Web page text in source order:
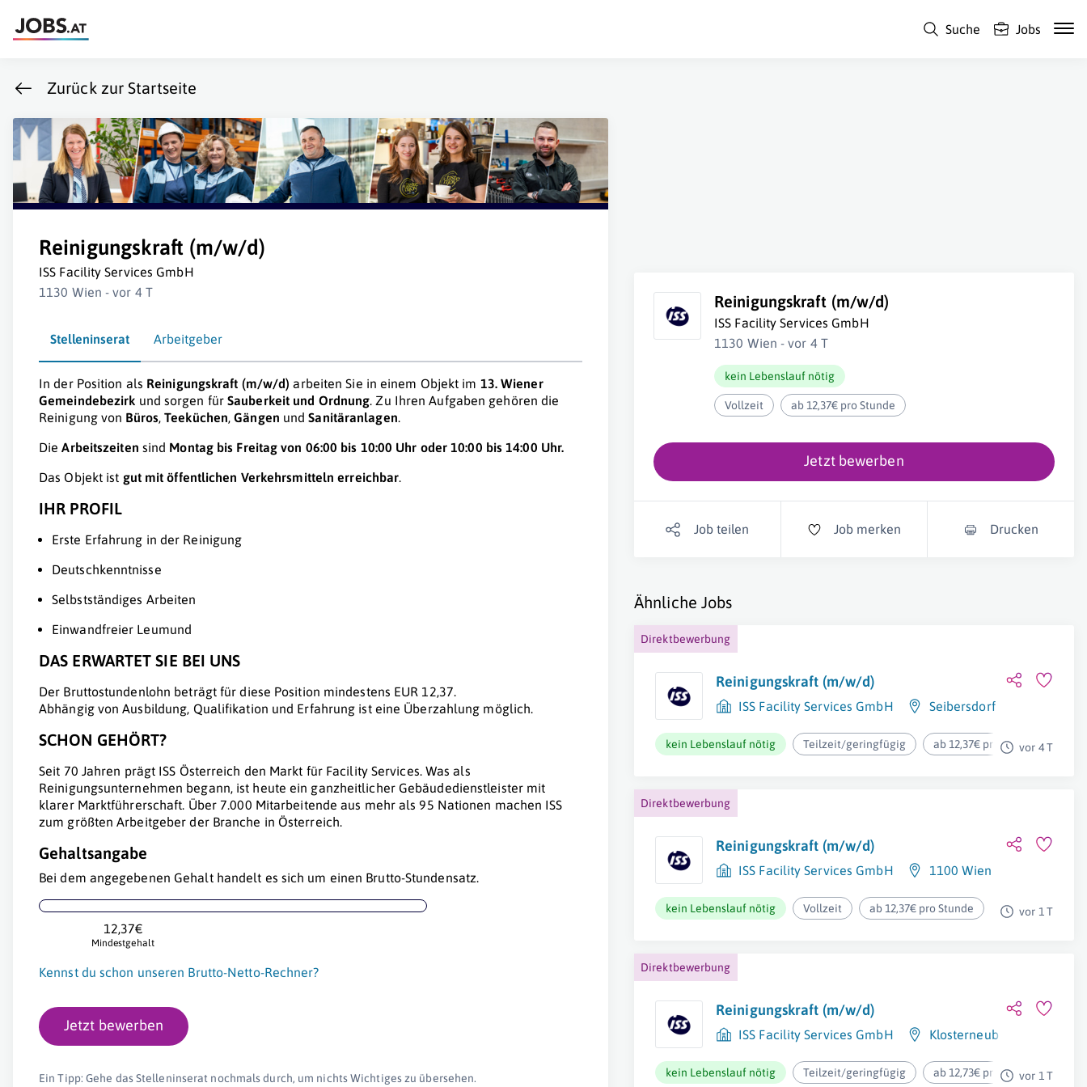
Suche Jobs
Zurück zur Startseite
Reinigungskraft (m/w/d)
ISS Facility Services GmbH
1130 Wien - vor 4 T
Stelleninserat Arbeitgeber
In der Position als Reinigungskraft (m/w/d) arbeiten Sie in einem Objekt im 13. Wiener
Gemeindebezirk und sorgen fürSauberkeit und Ordnung. Zu Ihren Aufgaben gehören die
Reinigung von Büros,Teeküchen,Gängen undSanitäranlagen.
DieArbeitszeiten sind Montag bis Freitag von 06:00 bis 10:00 Uhr oder 10:00 bis 14:00 Uhr.
Das Objekt ist gut mit öffentlichen Verkehrsmitteln erreichbar.
IHR PROFIL
Erste Erfahrung in der Reinigung
Deutschkenntnisse
Selbstständiges Arbeiten
Einwandfreier Leumund
DAS ERWARTET SIE BEI UNS
Der Bruttostundenlohn beträgt für diese Position mindestens EUR 12,37.
Abhängig von Ausbildung, Qualifikation und Erfahrung ist eine Überzahlung möglich.
SCHON GEHÖRT?
Seit 70 Jahren prägt ISS Österreich den Markt für Facility Services. Was als
Reinigungsunternehmen begann, ist heute ein ganzheitlicher Gebäudedienstleister mit
klarer Marktführerschaft. Über 7.000 Mitarbeitende aus mehr als 95 Nationen machen ISS
zum größten Arbeitgeber der Branche in Österreich.
Gehaltsangabe
Bei dem angegebenen Gehalt handelt es sich um einen Brutto-Stundensatz.
12,37€
Mindestgehalt
Kennst du schon unseren Brutto-Netto-Rechner?
Jetzt bewerben
Ein Tipp: Gehe das Stelleninserat nochmals durch, um nichts Wichtiges zu übersehen.
Reinigungskraft (m/w/d)
ISS Facility Services GmbH
1130 Wien - vor 4 T
kein Lebenslauf nötig
Vollzeit ab 12,37€ pro Stunde
Jetzt bewerben
Job teilen Job merken Drucken
Ähnliche Jobs
Direktbewerbung
Reinigungskraft (m/w/d)
ISS Facility Services GmbH Seibersdorf
kein Lebenslauf nötig Teilzeit/geringfügig ab 12,37€ pro Stundevor 4 T
Direktbewerbung
Reinigungskraft (m/w/d)
ISS Facility Services GmbH 1100 Wien
kein Lebenslauf nötig Vollzeit ab 12,37€ pro Stunde vor 1 T
Direktbewerbung
Reinigungskraft (m/w/d)
ISS Facility Services GmbH Klosterneuburg
kein Lebenslauf nötig Teilzeit/geringfügig ab 12,73€ pro Stundevor 1 T